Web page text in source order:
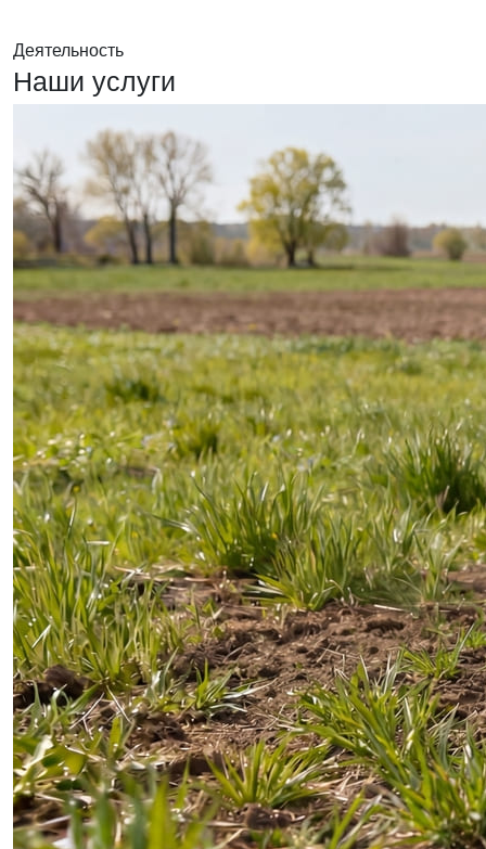
Деятельность
Наши услуги